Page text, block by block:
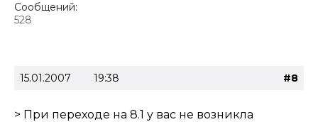
Сообщений:
528
15.01.2007 19:38 #8
> При переходе на 8.1 у вас не возникла